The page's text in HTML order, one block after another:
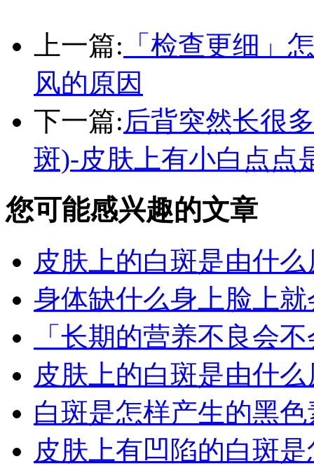
上一篇: 「检查更细」
风的原因
下一篇:后背突然长很
斑)-皮肤上有小白点点
您可能感兴趣的文章
皮肤上的白斑是由什
身体缺什么身上脸上
「长期的营养不良会
皮肤上的白斑是由什
白斑是怎样产生的黑
皮肤上有凹陷的白斑